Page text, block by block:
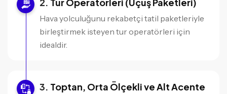
Tur Operatörleri (Uçuş Paketleri)
Hava yolculuğunu rekabetçi tatil paketleriyle
birleştirmek isteyen tur operatörleri için
idealdir.
Toptan, Orta Ölçekli ve Alt Acente